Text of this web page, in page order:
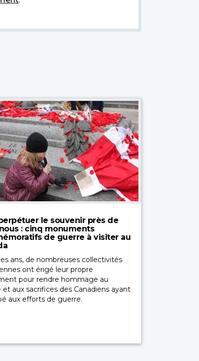
le souvenir près de
: cinq monuments
de guerre à visiter au
ans, de nombreuses collectivités
ont érigé leur propre
pour rendre hommage au
et aux sacrifices des Canadiens ayant
aux efforts de guerre.